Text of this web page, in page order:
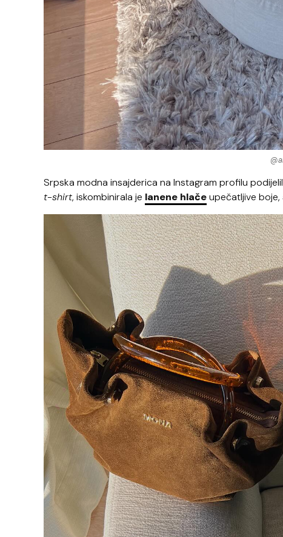
Srpska modna insajderica na Instagram profilu
t-shirt, iskombinirala je lanene hlačeupečatljive